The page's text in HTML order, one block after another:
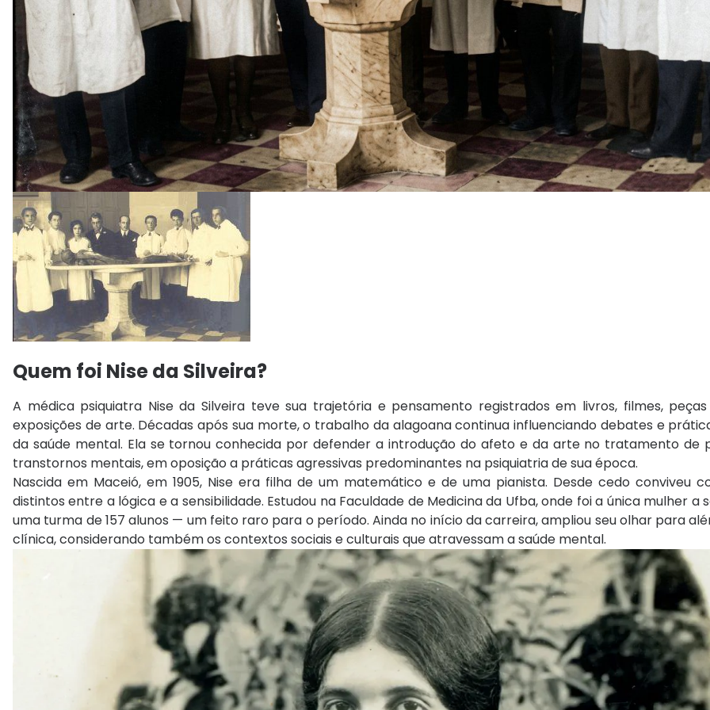
Quem foi Nise da Silveira?
A médica psiquiatra Nise da Silveira teve sua trajetória e pensamento registrados em livros, filmes,
exposições de arte. Décadas após sua morte, o trabalho da alagoana continua influenciando debates e
da saúde mental. Ela se tornou conhecida por defender a introdução do afeto e da arte no tratamento de
transtornos mentais, em oposição a práticas agressivas predominantes na psiquiatria de sua época.
Nascida em Maceió, em 1905, Nise era filha de um matemático e de uma pianista. Desde cedo conviveu
distintos entre a lógica e a sensibilidade. Estudou na Faculdade de Medicina da Ufba, onde foi a única mulher a
uma turma de 157 alunos — um feito raro para o período. Ainda no início da carreira, ampliou seu olhar para
clínica, considerando também os contextos sociais e culturais que atravessam a saúde mental.